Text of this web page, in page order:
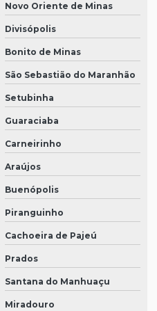
Novo Oriente de Minas
Divisópolis
Bonito de Minas
São Sebastião do Maranhão
Setubinha
Guaraciaba
Carneirinho
Araújos
Buenópolis
Piranguinho
Cachoeira de Pajeú
Prados
Santana do Manhuaçu
Miradouro